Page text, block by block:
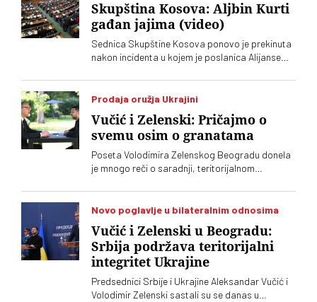
Skupština Kosova: Aljbin Kurti
gađan jajima (video)
Sednica Skupštine Kosova ponovo je prekinuta
nakon incidenta u kojem je poslanica Alijanse
premijera Aljbina Kurtija
Prodaja oružja Ukrajini
Vučić i Zelenski: Pričajmo o
svemu osim o granatama
Poseta Volodimira Zelenskog Beogradu donela
je mnogo reči o saradnji, teritorijalnom
ostala gotovo netaknuta – srpsko oružje koje
preko posrednika stiže u Ukrajinu. Vučić i
iako je jasno da obojica znaju o čemu je reč
Novo poglavlje u bilateralnim odnosima
Vučić i Zelenski u Beogradu:
Srbija podržava teritorijalni
integritet Ukrajine
Predsednici Srbije i Ukrajine Aleksandar Vučić i
Volodimir Zelenski sastali su se danas u